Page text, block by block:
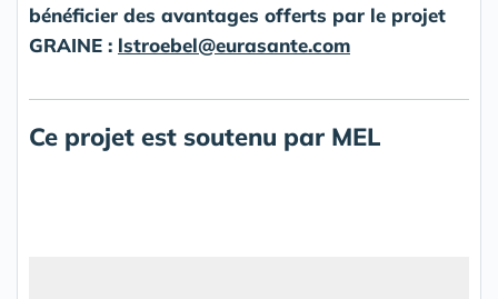
bénéficier des avantages offerts par le projet
GRAINE : lstroebel@eurasante.com
Ce projet est soutenu par MEL